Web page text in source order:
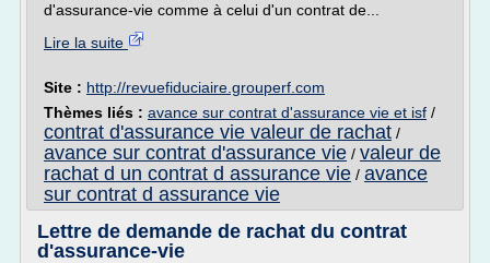
d'assurance-vie comme à celui d'un contrat de...
Lire la suite
Site : http://revuefiduciaire.grouperf.com
Thèmes liés : avance sur contrat d'assurance vie et isf /
contrat d'assurance vie valeur de rachat /
avance sur contrat d'assurance vie / valeur de
rachat d un contrat d assurance vie / avance
sur contrat d assurance vie
Lettre de demande de rachat du contrat
d'assurance-vie